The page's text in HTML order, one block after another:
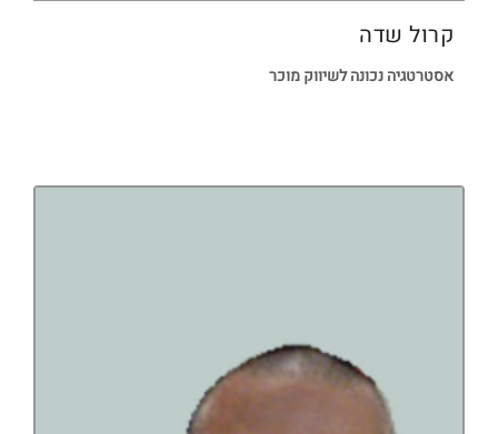
קרול שדה
אסטרטגיה נכונה לשיווק מוכר